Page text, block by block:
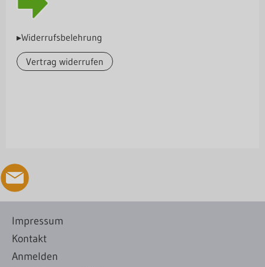
▸Widerrufsbelehrung
Vertrag widerrufen
Impressum
Kontakt
Anmelden